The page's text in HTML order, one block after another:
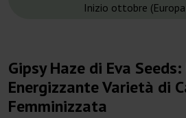
Inizio ottobre (Europa
Gipsy Haze di Eva
Energizzante Varietà di
Femminizzata